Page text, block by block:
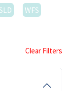
WFS
Clear Filters